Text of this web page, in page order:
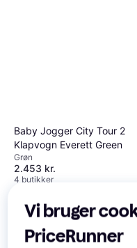
Baby Jogger City Tour 2
Klapvogn Everett Green
Grøn
2.453 kr.
4 butikker
Vi bruger
PriceRunner